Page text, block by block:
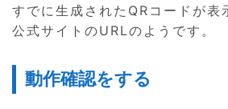
すでに生成されたQRコードが表
公式サイトのURLのようです。
動作確認をする